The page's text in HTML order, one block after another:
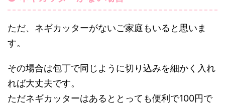
ただ、ネギカッターがないご家庭もいると思いま
す。
その場合は包丁で同じように切り込みを細かく入れ
れば大丈夫です。
ただネギカッターはあるととっても便利で100円で